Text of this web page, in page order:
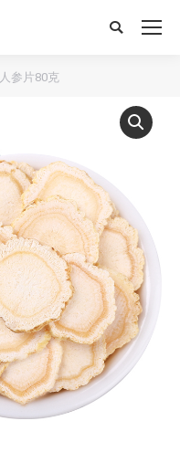
搜
人参片80克